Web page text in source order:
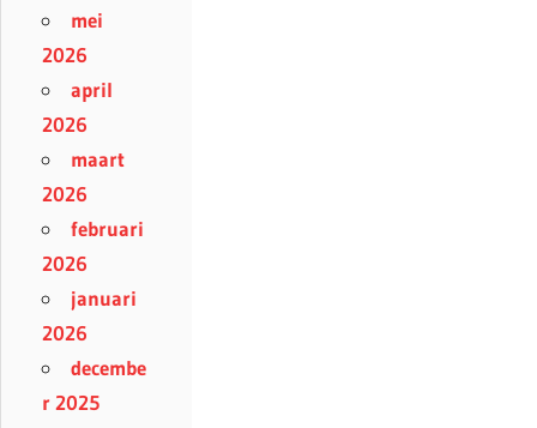
mei
2026
april
2026
maart
2026
februari
2026
januari
2026
decembe
r 2025